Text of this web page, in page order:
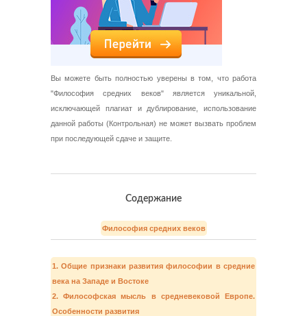
Вы можете быть полностью уверены в том, что работа
"Философия средних веков" является уникальной,
исключающей плагиат и дублирование, использование
данной работы (Контрольная) не может вызвать проблем
при последующей сдаче и защите.
Содержание
Философия средних веков
1. Общие признаки развития философии в средние
века на Западе и Востоке
2. Философская мысль в средневековой Европе.
Особенности развития